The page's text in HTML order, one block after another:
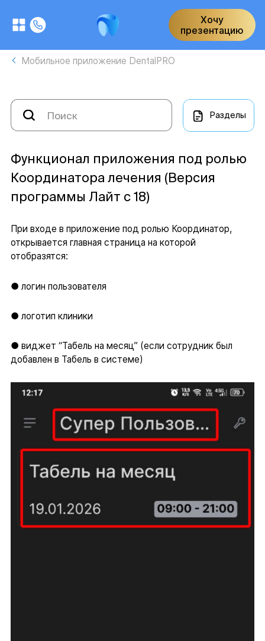
Хочу
презентацию
Мобильное приложение DentalPRO
Разделы
Функционал приложения под ролью
Координатора лечения (Версия
программы Лайт с 18)
При входе в приложение под ролью Координатор,
открывается главная страница на которой
отобразятся:
● логин пользователя
● логотип клиники
● виджет “Табель на месяц” (если сотрудник был
добавлен в Табель в системе)